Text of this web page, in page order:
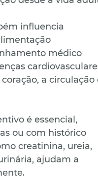
influencia
médico
a circulação
é essencial,
ou com histórico
creatinina, ureia,
ajudam a